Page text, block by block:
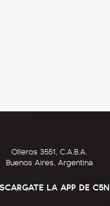
Olleros 3551, C.A.B.A.
Buenos Aires, Argentina
LA APP DE C5N